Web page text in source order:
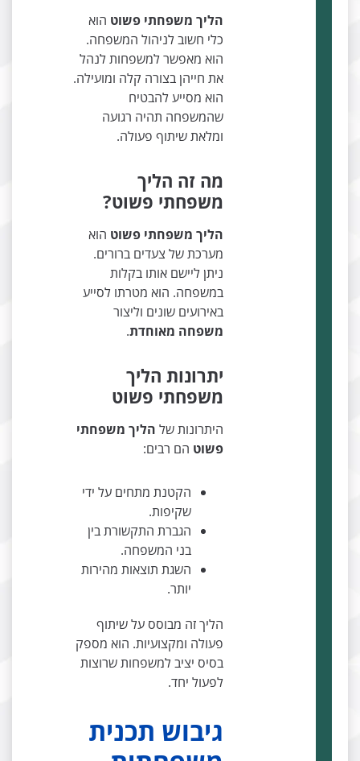
הליך משפחתי פשוט הוא
כלי חשוב לניהול המשפחה.
הוא מאפשר למשפחות לנהל
את חייהן בצורה קלה ומועילה.
הוא מסייע להבטיח
שהמשפחה תהיה רגועה
ומלאת שיתוף פעולה.
מה זה הליך
משפחתי פשוט?
הליך משפחתי פשוט הוא
מערכת של צעדים ברורים.
ניתן ליישם אותו בקלות
במשפחה. הוא מטרתו לסייע
באירועים שונים וליצור
משפחה מאוחדת.
יתרונות הליך
משפחתי פשוט
היתרונות שלהליך משפחתי
הם רבים:
הקטנת מתחים על ידי
שקיפות.
הגברת התקשורת בין
בני המשפחה.
השגת תוצאות מהירות
הליך זה מבוסס על שיתוף
פעולה ומקצועיות. הוא מספק
בסיס יציב למשפחות שרוצות
לפעול יחד.
גיבוש תכנית